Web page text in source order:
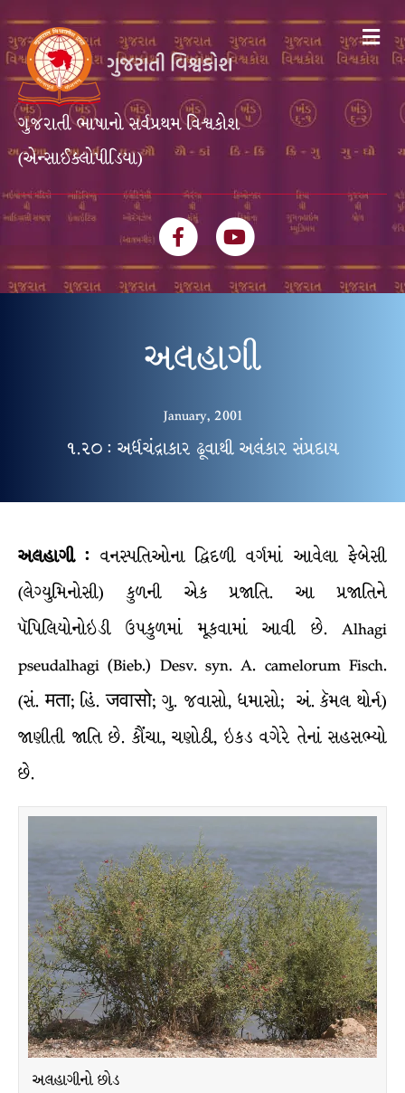
ગુજરાતી ભાષાનો સર્વપ્રથમ વિશ્વકોશ
(એન્સાઈક્લોપીડિયા)
FacebookYoutube
અલહાગી
January, 2001
૧.૨૦ : અર્ધચંદ્રાકાર ઢૂવાથી અલંકાર સંપ્રદાય
અલહાગી : વનસ્પતિઓના દ્વિદળી વર્ગમાં આવેલા ફેબેસી
(લેગ્યુમિનોસી) કુળની એક પ્રજાતિ. આ પ્રજાતિને
પૅપિલિયોનોઇડી ઉપકુળમાં મૂકવામાં આવી છે. Alhagi
pseudalhagi (Bieb.) Desv. syn. A. camelorum Fisch.
(સં. मता; હિં. जवासो; ગુ. જવાસો, ધમાસો; અં. કૅમલ થોર્ન)
જાણીતી જાતિ છે. કૌંચા, ચણોઠી, ઇકડ વગેરે તેનાં સહસભ્યો
છે.
અલહાગીનો છોડ